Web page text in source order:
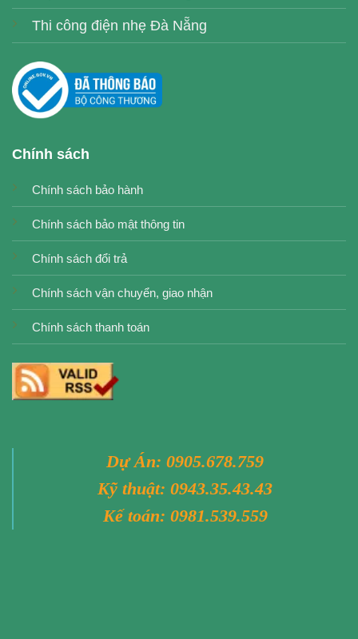
Thi công điện nhẹ Đà Nẵng
Chính sách
Chính sách bảo hành
Chính sách bảo mật thông tin
Chính sách đổi trả
Chính sách vận chuyển, giao nhận
Chính sách thanh toán
Dự Án: 0905.678.759
Kỹ thuật: 0943.35.43.43
Kế toán: 0981.539.559